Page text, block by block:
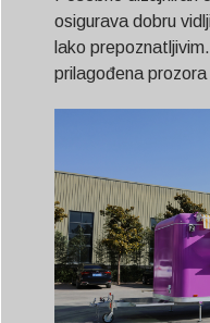
osigurava dobru
lako
prilagođena